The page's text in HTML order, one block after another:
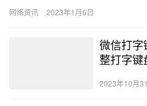
类…
网络资讯 2023年1月6日
微信打字
整打字键
2023年10月